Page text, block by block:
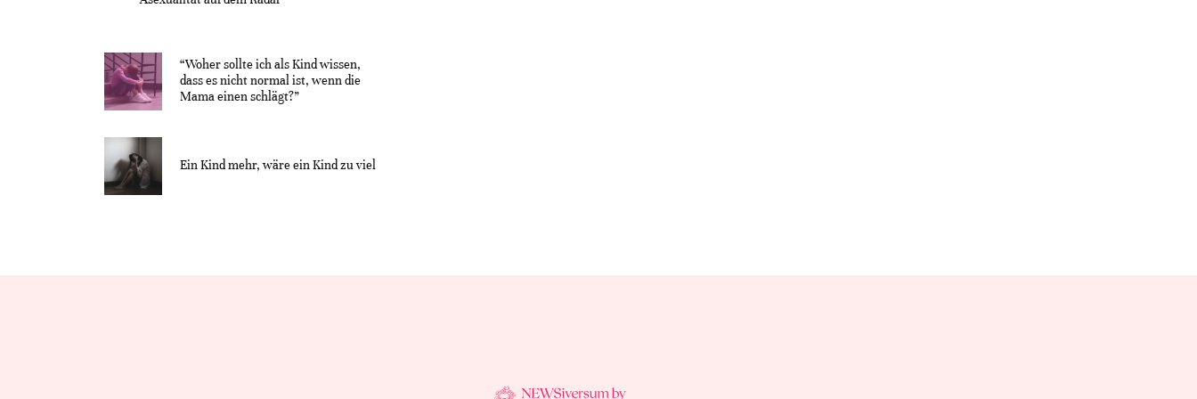
“Woher sollte ich als Kind wissen,
dass es nicht normal ist, wenn die
Mama einen schlägt?”
Ein Kind mehr, wäre ein Kind zu viel